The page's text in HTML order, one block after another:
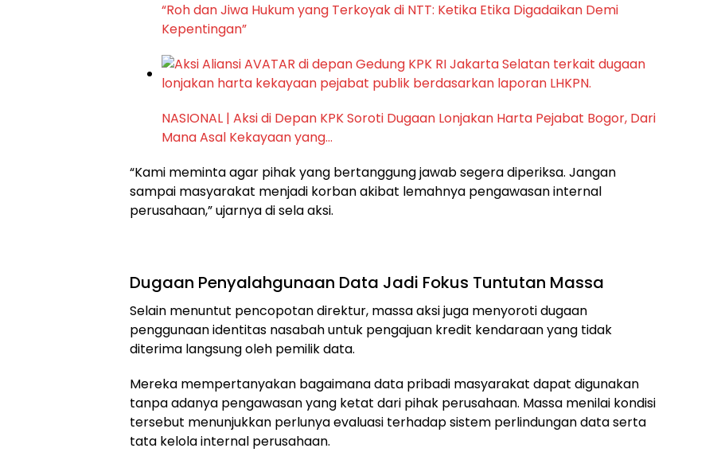
“Roh dan Jiwa Hukum yang Terkoyak di NTT: Ketika Etika Digadaikan Demi
Kepentingan”
NASIONAL | Aksi di Depan KPK Soroti Dugaan Lonjakan Harta Pejabat Bogor, Dari
Mana Asal Kekayaan yang…
“Kami meminta agar pihak yang bertanggung jawab segera diperiksa. Jangan
sampai masyarakat menjadi korban akibat lemahnya pengawasan internal
perusahaan,” ujarnya di sela aksi.
Dugaan Penyalahgunaan Data Jadi Fokus Tuntutan Massa
Selain menuntut pencopotan direktur, massa aksi juga menyoroti dugaan
penggunaan identitas nasabah untuk pengajuan kredit kendaraan yang tidak
diterima langsung oleh pemilik data.
Mereka mempertanyakan bagaimana data pribadi masyarakat dapat digunakan
tanpa adanya pengawasan yang ketat dari pihak perusahaan. Massa menilai kondisi
tersebut menunjukkan perlunya evaluasi terhadap sistem perlindungan data serta
tata kelola internal perusahaan.